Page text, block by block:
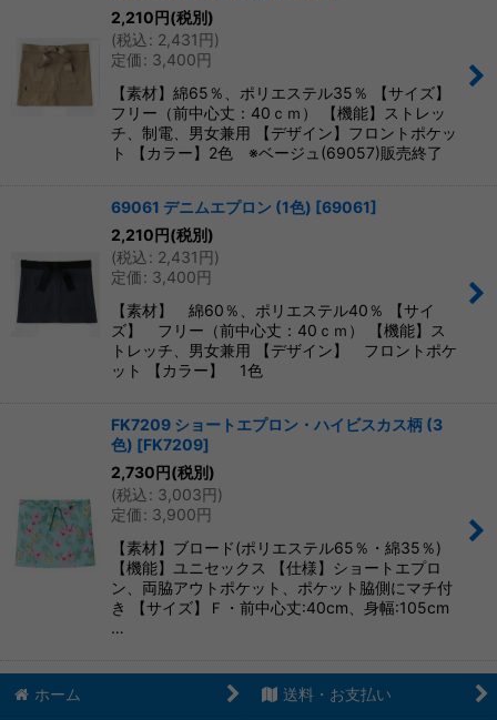
2,210円(税別)
(税込: 2,431円)
定価: 3,400円
【素材】綿65％、ポリエステル35％ 【サイズ】
フリー（前中心丈：40ｃｍ） 【機能】ストレッ
チ、制電、男女兼用 【デザイン】フロントポケッ
ト 【カラー】2色 ※ベージュ(69057)販売終了
69061 デニムエプロン (1色) [69061]
2,210円(税別)
(税込: 2,431円)
定価: 3,400円
【素材】 綿60％、ポリエステル40％ 【サイ
ズ】 フリー（前中心丈：40ｃｍ） 【機能】ス
トレッチ、男女兼用 【デザイン】 フロントポケ
ット 【カラー】 1色
FK7209 ショートエプロン・ハイビスカス柄 (3
色) [FK7209]
2,730円(税別)
(税込: 3,003円)
定価: 3,900円
【素材】ブロード(ポリエステル65％・綿35％)
【機能】ユニセックス 【仕様】ショートエプロ
ン、両脇アウトポケット、ポケット脇側にマチ付
き 【サイズ】Ｆ・前中心丈:40cm、身幅:105cm
…
ホーム 送料・お支払い